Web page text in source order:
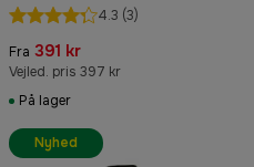
4.3 (3)
Fra 391 kr
Vejled. pris 397 kr
På lager
Nyhed